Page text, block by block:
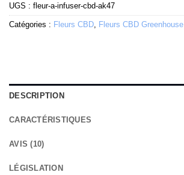
UGS : fleur-a-infuser-cbd-ak47
Catégories : Fleurs CBD Fleurs CBD Greenhouse
DESCRIPTION
CARACTÉRISTIQUES
AVIS (10)
LÉGISLATION